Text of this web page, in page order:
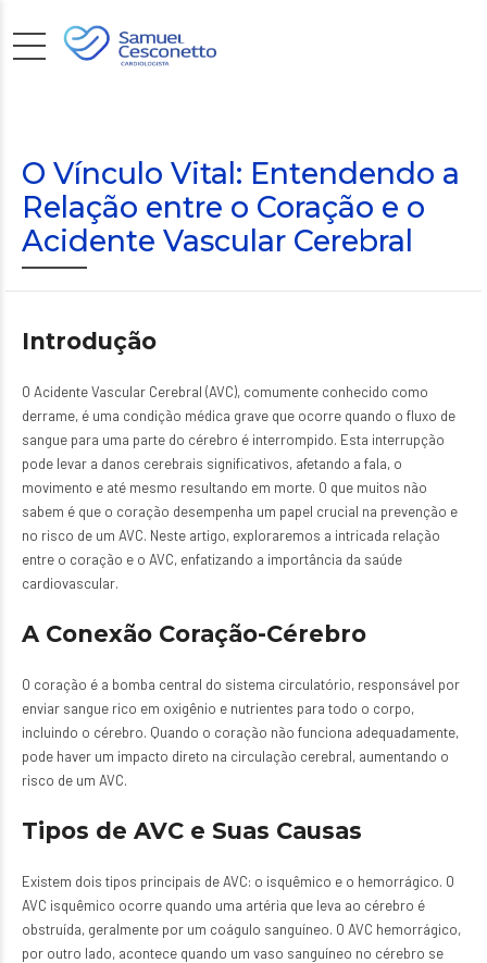
O Vínculo Vital: Entendendo a
Relação entre o Coração e o
Acidente Vascular Cerebral
Introdução
O Acidente Vascular Cerebral (AVC), comumente conhecido como
derrame, é uma condição médica grave que ocorre quando o fluxo de
sangue para uma parte do cérebro é interrompido. Esta interrupção
pode levar a danos cerebrais significativos, afetando a fala, o
movimento e até mesmo resultando em morte. O que muitos não
sabem é que o coração desempenha um papel crucial na prevenção e
no risco de um AVC. Neste artigo, exploraremos a intricada relação
entre o coração e o AVC, enfatizando a importância da saúde
cardiovascular.
A Conexão Coração-Cérebro
O coração é a bomba central do sistema circulatório, responsável por
enviar sangue rico em oxigênio e nutrientes para todo o corpo,
incluindo o cérebro. Quando o coração não funciona adequadamente,
pode haver um impacto direto na circulação cerebral, aumentando o
risco de um AVC.
Tipos de AVC e Suas Causas
Existem dois tipos principais de AVC: o isquêmico e o hemorrágico. O
AVC isquêmico ocorre quando uma artéria que leva ao cérebro é
obstruída, geralmente por um coágulo sanguíneo. O AVC hemorrágico,
por outro lado, acontece quando um vaso sanguíneo no cérebro se